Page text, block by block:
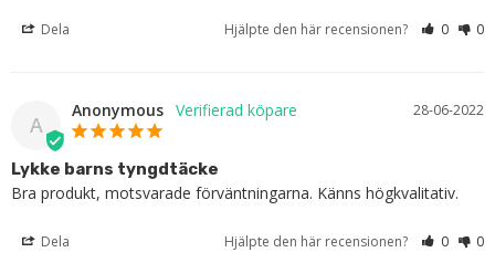
Dela Hjälpte den här recensionen? 0 0
A
28-06-2022
Anonymous
Lykke barns tyngdtäcke
Bra produkt, motsvarade förväntningarna. Känns högkvalitativ.
Dela Hjälpte den här recensionen? 0 0